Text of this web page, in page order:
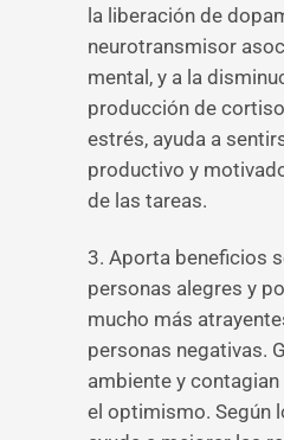
la liberación de
neurotransmisor
mental, y a la
producción de
estrés, ayuda a
productivo y
de las tareas.
3. Aporta beneficios
personas alegres y
mucho más
personas negativas.
ambiente y
el optimismo. Según